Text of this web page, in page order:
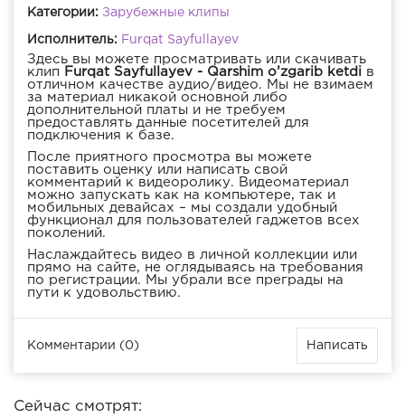
Категории: Зарубежные клипы
Исполнитель: Furqat Sayfullayev
Здесь вы можете просматривать или скачивать
клип
Furqat Sayfullayev - Qarshim o’zgarib ketdi в
отличном качестве аудио/видео. Мы не взимаем
за материал никакой основной либо
дополнительной платы и не требуем
предоставлять данные посетителей для
подключения к базе.
После приятного просмотра вы можете
поставить оценку или написать свой
комментарий к видеоролику. Видеоматериал
можно запускать как на компьютере, так и
мобильных девайсах – мы создали удобный
функционал для пользователей гаджетов всех
поколений.
Наслаждайтесь видео в личной коллекции или
прямо на сайте, не оглядываясь на требования
по регистрации. Мы убрали все преграды на
пути к удовольствию.
Комментарии (0) Написать
Сейчас смотрят: